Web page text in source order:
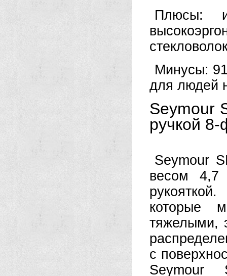
Плюсы:
Минусы:
для людей
Seymour
ручкой
Seymour
весом 4,7
которые
тяжелыми,
с
Seymour